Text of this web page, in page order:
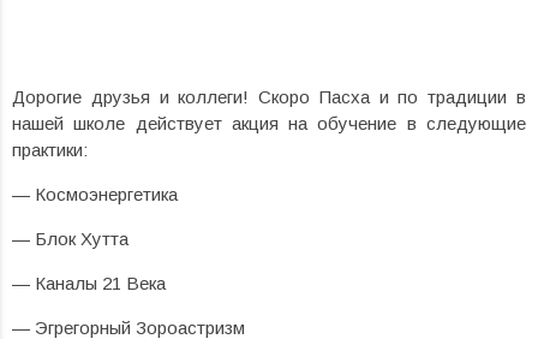
Дорогие друзья и коллеги! Скоро Пасха и по традиции в
нашей школе действует акция на обучение в следующие
практики:
— Космоэнергетика
— Блок Хутта
— Каналы 21 Века
— Эгрегорный Зороастризм